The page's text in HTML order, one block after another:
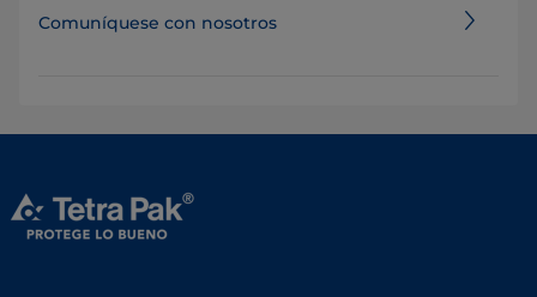
Comuníquese con nosotros